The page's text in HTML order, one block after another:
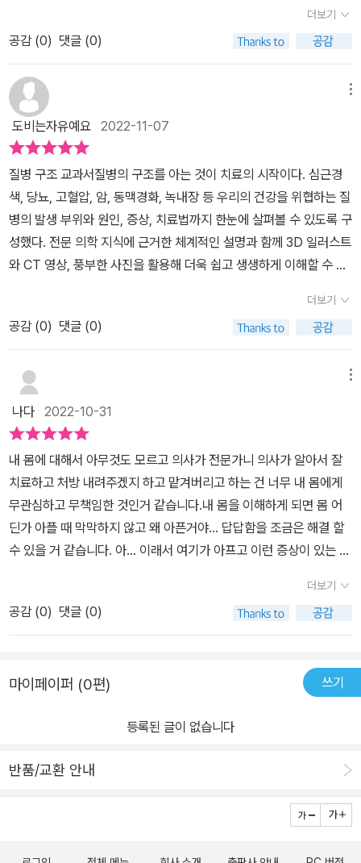
많다고 한다. 특히 가장 좋은 치료법은 '예방'이라는 현대의학의 치료
법에는 질병 구조를 제대로 인식하고 있는지에 따라 치료 효과는 다
를 것이다. 이 책은 지금까지 발생한 모든 질병의 대부분을 포함하고
있지만 희귀성 질환이나 새로 생긴 질병에는 제대로 대처하기엔 현대
의학으로서는 불분명하기 때문에 인류가 흔히 앓아오면서 제대로 치
료가 되지 않는 병에 대해 주로 설명하고 있다. 아직도 완치되지 않은
채 재발돼 고생하는 중풍(뇌졸중)에 대한 설명을 위해 이렇게 주장한
다. 이에 따르면 어느 날 뇌의 혈관이 갑자기 터지거나 막히면 정상적
인 혈류가 멈춘다. 그렇게 뇌에 산소가 제대로 공급되지 못하면 뇌 조
직은 손상된다. 그 결과는 치명적이라 마비가 되거나 의식장애 등이
오며 심하면 사망에 이르기도 한다. 이 질병은 뇌졸중이라 통칭하는
질병으로 뇌출혈, 뇌경색, 거미막밑출혈 등이 이에 속한다.이 질병들
은 대개 갑자기 발병하는데, 일단 증상이 나타나면 응급 치료가 필요
하다. 조금이라도 지체하면 뇌손상을 일으킬 위험이 있다. 생명을 구
뇌 신경계 질환들은 주로 노령, 흡연, 음주, 당뇨병 등이 원인이며, 특
히 50~60대에 많이 발병한다. ‘늙으면 자연스럽게 여기저기 아픈
것’이라고들 하지만, 그렇다고 해서 점점 약해지는 몸을 이대로 방치
할 수만은 없다. 뇌 신경계 질환은 물론, 지금껏 막연히 이름만 알고
있었던 질병의 메커니즘을 제대로 이해하면 식습관이든 생활습관이
든 건강을 위한 노력에 큰 도움이 될 것이다.또 심근경색 등에 대한 설
명도 주위해서 알아둘 필요가 있다. 갑자기 가슴이 조이는 듯하다. 통
증이 턱, 등, 왼쪽 어깨로 퍼져 나간다. 얼굴이 창백해지고 호흡이 가
한다. 심근경색은 심장동맥이 막혀 혈액이 통하지 않으므로 심장근육
이 괴사하는 질병이다. 심근경색 급성기는 치료 이전에 생명을 구하
기 위한 처치가 최우선으로 이루어져야 한다. 심장동맥에 쌓인 혈전
시행한다.심근경색 외에도 심부전, 심장판막증, 굴기능부전증후군 등
심장에서 발생하는 질병은 매우 다양하지만, 대부분 증상이 유사해
구체적으로 어떤 질병인지 알아차리기 어려운 경우가 많다. 그럼에도
도 병명에 따라 발병 부위와 원인, 치료법이 완전히 다르기 때문이다.
비약적으로 높아진다는 뜻이다. 인체 구조와 질병의 메커니즘을 아는
내막은 아무도 제대로 알려주지 않는다. 인터넷에서 찾아봐도 추상적
인 정보일뿐, 무슨 내용인지 감조차 잡기 힘든 상황이 대부분이다. 그
럴 때 이 책을 통해 의학 상식들을 채워나가고, 자신이 가지고 있는 병
에 대해 알아보고, 치료 방법을 터득할 수 있다. 이 책을 보면 볼수록
상당히 매력적인 도서다. 의학지식이 부족한 나한테는 눈에 쏙쏙 들
어올 수 있도록 부위별로 잘 짚어주어서 더더욱 반독하고 싶어진다.​
이 책은 직접 병을 알아가는 그 일련의 과정들이 병과 맞설 수 있는 방
어력을 만드는데 필요한 지식을 쌓아가는데 도움이 되어 누구나 알아
가기에도 실속있는 의학 지식서다.특히나 보누스출판사에서 낸 <인
체 의학 도감 시리즈>는 의학이나 보건전공하신 분들한테는 가장 선
호할 만한 도서라 생각한다. 딱딱하고 지루한 전공서적보다 훨씬 눈
에 잘 들어오게 세세하게 용어설명이 잘 되어 있어서 의사고시 준비
록 질병이라는 게 얼마나 무서운 것인지 경각심을 갖게 된다. 평소에
인스턴트나 술과 담배 등 몸에 좋지도 않은 식습관을 하고 있다면 이
책에 나오는 질병을 겪고 있다는 걸 확인할 수 있다. 무작정 아프다고
병원에 가는 것보다 이 책에 담아진 의학사례들을 보면서 자신의 몸
하지 않을 거 같다고 느끼게 될 것이다.**출판사로부터 도서를 제공
받아 작성한 리뷰입니다**#질병구조교과서, #건강에세이
있는 질병들을 간략하게 소개하고 있습니다. ​이 책이 마음에 들었던
제일 큰 이유는 인체를 기관 계통별로 분류하고 운동기와 뇌•신경계,
개수 등의 데이터나, 알아두면 도움이 될 미니 지식을 Q & A로 알려
주고 있다는 점입니다. ​각 신체 부위에 대해 소개한 후 그 부위에서 발
생할 수 있는 질병 정보를 증상과 치료방법까지 간단하게 알려주고
있어 꽤 유익했습니다.​제가 제일 알고 싶었던 뇌졸중, 특히 저처럼 선
천성동정맥기형에 의한 뇌출혈에 대한 정보가 사진과 함께 있어서 많
은 도움이 되었습니다. ​친정 어머니가 치료를 받고 계시는 노년성 황
반변성에 대한 내용도 있어서 도움이 많이 되었습니다. ​우리 신체에
대한 모든 장기를 다루면서 그 중 중요한 질병에 대해 짚어주고 있어
서 유익했습니다. ​특히 사진과 그림 위주로 편집을 하고 글로는 짧은
공받아 솔직하게 작성한 리뷰입니다.'​​​​​​​​​​
들에 대한 역할과 생길 수 있는 질병에 대해서 읽어볼 수 있는 『질병
구조 교과서』보누스 의학 시리즈를 다 읽어본 것은 아니지만 기억하
기로는 대부분의 책들에 그림으로만 설명되어 있던 것으로 기억하는
데 이번 책 『질병 구조 교과서』에는 X선 사진이 들어있다는 점이 그
전 책들과 다른 점이 아닐까 싶다.​저자의 말처럼 인체의 구조와 기능
을 이해할 수 있도록 입체적인 일러스트와 임상에서 만날 수 있는 X
선 사진과 CT 영상을 활용하여 담았다고 하는데 『질병 구조 교과서』
는 해부학에 대해 공부하는 사람뿐 아니라 질병에 대해 궁금했던 사
람에게도 많은 도움이 될 거 같다는 생각이 든다.​책을 읽으며 조금 아
쉬웠던 점에 대해서 얘기해 보자면 첫 번째로는 해부학 공부 시 외웠
던 용어들이 책과 다른 점이었는데 아마도 책을 읽으면 내가 알고 있
는 의학용어와 다른 부분은 하나씩 옆에 적게 되지 않을까 싶다. 두 번
째로는 한 번에 모든 내용을 다루다 보니 각 신체기관에서 발생할 수
있는 질병에 대한 예가 많지 않다는 점. 2권으로 나누어 질병 구조에
방대한 양에 내가 이해를 할 수 있을까 생각했는데 역시 꾸준히 공부
하고 눈에 익히다 보면 하나씩 하나씩 이해되고 기억에 오래 남는 거
같다. 해부학이 어려워 힘들어한다면 가볍게 책을 읽는 것처럼 보누
스 의학 시리즈를 들여다보는 건 어떨까.[출판사로부터 책을 무상으
로 제공받았습니다]
더보기
공감 (0) 댓글 (0)
도비는자유예요 2022-11-07
​​​질병 구조 교과서​​​질병의 구조를 아는 것이 치료의 시작이다. 심근경
색, 당뇨, 고혈압, 암, 동맥경화, 녹내장 등 우리의 건강을 위협하는 질
병의 발생 부위와 원인, 증상, 치료법까지 한눈에 살펴볼 수 있도록 구
성했다. 전문 의학 지식에 근거한 체계적인 설명과 함께 3D 일러스트
와 CT 영상, 풍부한 사진을 활용해 더욱 쉽고 생생하게 이해할 수 있
쌓일 것이다. 보누스 펴냄 나라 노부오 감수 1975년 도쿄 의과치과
대학교 의학부를 졸업한 의학 박사로, 도쿄 의과치과대학교 교수를
거쳐 2015년부터 동대학 명예 교수, 준텐도대학교 객원 교수, 일본
의학교육평가기구 상근 이사를 역임했다. 혈액 내과학, 의학 교육학
강서를 집필했다. 『아름다운 인체 도감』, 『한 권으로 알 수 있는 병원
검사』, 『유전자 진단으로 무엇을 할 수 있을까』, 『최고로 아름다운 인
체 도감』, 『인체 대도감』 등의 저술과 감수를 맡았다.윤경희 옮김 한
국외국어대학교 일본어과 졸업하고 현재 번역 에이전시 엔터스코리
아 출판기획 및 일본어 전문 번역가로 활동하고 있다. 주요 역서로는
『일 잘하는 사람은 왜 사우나를 좋아할까?』,『초등 아이가 공부에 푹
빠지는 법』,『초등학생을 위한 요리 과학실험365』,『일본식 집밥 레시
피 100』,『남자아이의 학습능력을 길러주는 방법』,『손정의처럼 일하
라』,『뇌에 맡기는 공부법』,『나라 이름으로 여행하는 지구 한바퀴』,
지』,『남편을 날씬하게 만드는 반찬』,『빡치는 순간 나를 지키는 법』 등
다수가 있다.​​​​​​​​​급변하는 사회처럼 예측할 수 없는 질병​요즘은 흔히 유
병장수 시대라고 한다. 과거에 비해 소득 수준과 소비 수준이 높아지
씩은 가지고 살아간다. 질병이라고 해서 거창한 것이 아닌, 현대인들
있다. 사람의 몸 속 기관들은 굉장히 유기적인 관계라서 어떠한 질병
이 어느 부위에 생겼을 때, 그 부위가 아닌 다른 부위가 원인이 되기도
더보기
공감 (0) 댓글 (0)
나다 2022-10-31
내 몸에 대해서 아무것도 모르고 의사가 전문가니 의사가 알아서 잘
치료하고 처방 내려주겠지 하고 맡겨버리고 하는 건 너무 내 몸에게
무관심하고 무책임한 것인거 같습니다.내 몸을 이해하게 되면 몸 어
딘가 아플 때 막막하지 않고 왜 아픈거야... 답답함을 조금은 해결 할
수 있을 거 같습니다. 아... 이래서 여기가 아프고 이런 증상이 있는 거
문제가 되었구나 조금은 이해할 수 있게 되기를 바라면서 이 책을 읽
게 되었습니다.한 번도 뼈의 구조나 대사에 대해 관심을 가지고 본 적
이 없는 거 같습니다. 뼈는 언제나 신진 대사를 하고 있으며 2~3년이
세포와 조골세포가 있는데 파골세포는 뼈의 일부를 녹이고 조골세포
데 이 신진대사를 뼈의 리모델링이라고 한다고 합니다.근육이 강하게
다. 대부분은 단거리달리기나 축구, 럭비, 테니스처럼 순간적인 근수
느낌이 들기도 하고 극심한 통증을 느끼며 그 근육이 관여하는 관절
더보기
공감 (0) 댓글 (0)
마이페이퍼 (0편) 쓰기
등록된 글이 없습니다
반품/교환 안내